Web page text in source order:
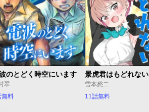
のとどく時空にいます
翠
無料
景虎君はもどれない
雪本愁二
11話無料